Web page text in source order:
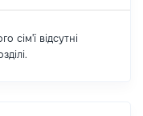
сім'ї відсутні